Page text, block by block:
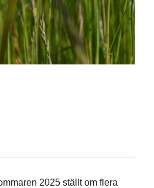
2025 ställt om flera